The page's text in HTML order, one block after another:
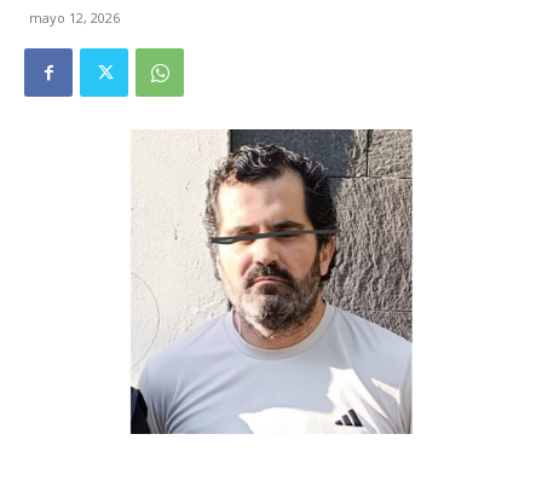
mayo 12, 2026